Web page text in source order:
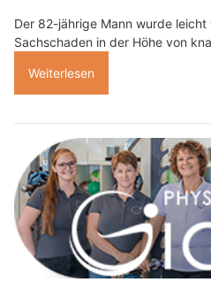
Der 82-jährige Mann wurde
Sachschaden in der Höhe von
Weiterlesen